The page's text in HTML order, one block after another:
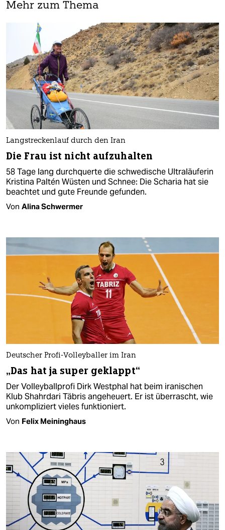
Mehr zum Thema
Langstreckenlauf durch den Iran
Die Frau ist nicht aufzuhalten
58 Tage lang durchquerte die schwedische Ultraläuferin
Kristina Paltén Wüsten und Schnee: Die Scharia hat sie
beachtet und gute Freunde gefunden.
Von Alina Schwermer
Deutscher Profi-Volleyballer im Iran
„Das hat ja super geklappt“
Der Volleyballprofi Dirk Westphal hat beim iranischen
Klub Shahrdari Täbris angeheuert. Er ist überrascht, wie
unkompliziert vieles funktioniert.
Von Felix Meininghaus